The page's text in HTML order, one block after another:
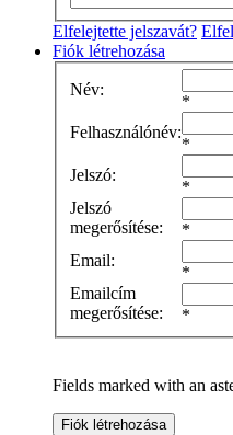
Elfelejtette jelszavát?
Fiók létrehozása
Név:
*
Felhasználónév:
*
Jelszó:
*
Jelszó
megerősítése:
*
Email:
*
Emailcím
megerősítése:
*
Fields marked with an
Fiók létrehozása